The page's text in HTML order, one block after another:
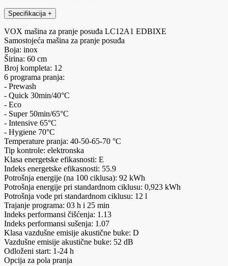
Specifikacija +
VOX mašina za pranje posuđa LC12A1 EDBIXE
Samostojeća mašina za pranje posuđa
Boja: inox
Širina: 60 cm
Broj kompleta: 12
6 programa pranja:
- Prewash
- Quick 30min/40°C
- Eco
- Super 50min/65°C
- Intensive 65°C
- Hygiene 70°C
Temperature pranja: 40-50-65-70 °C
Tip kontrole: elektronska
Klasa energetske efikasnosti: E
Indeks energetske efikasnosti: 55.9
Potrošnja energije (na 100 ciklusa): 92 kWh
Potrošnja energije pri standardnom ciklusu: 0,923 kWh
Potrošnja vode pri standardnom ciklusu: 12 l
Trajanje programa: 03 h i 25 min
Indeks performansi čišćenja: 1.13
Indeks performansi sušenja: 1.07
Klasa vazdušne emisije akustične buke: D
Vazdušne emisije akustične buke: 52 dB
Odloženi start: 1-24 h
Opcija za pola pranja